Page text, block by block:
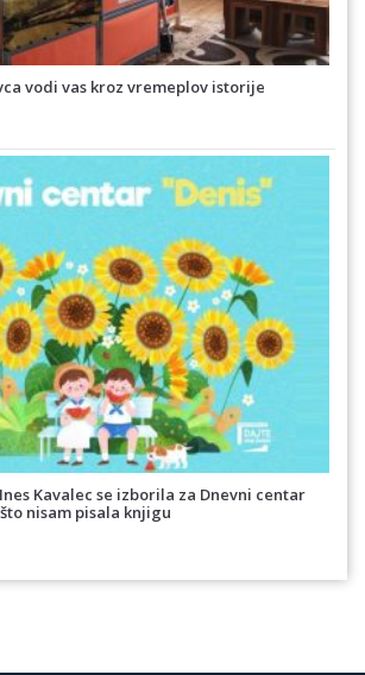
vodi vas kroz vremeplov istorije
Kavalec se izborila za Dnevni centar
što nisam pisala knjigu